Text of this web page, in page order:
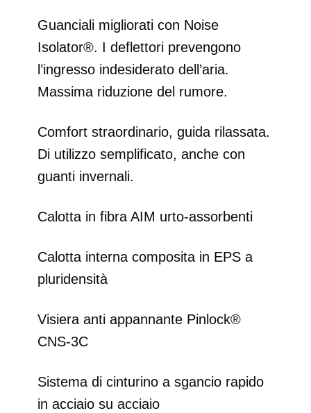
Guanciali migliorati con Noise
Isolator®. I deflettori prevengono
l’ingresso indesiderato dell’aria.
Massima riduzione del rumore.
Comfort straordinario, guida rilassata.
Di utilizzo semplificato, anche con
guanti invernali.
Calotta in fibra AIM urto-assorbenti
Calotta interna composita in EPS a
pluridensità
Visiera anti appannante Pinlock®
CNS-3C
Sistema di cinturino a sgancio rapido
in acciaio su acciaio